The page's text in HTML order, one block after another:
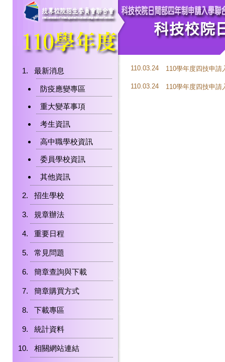
最新消息
防疫應變專區
重大變革事項
考生資訊
高中職學校資訊
委員學校資訊
其他資訊
招生學校
規章辦法
重要日程
常見問題
簡章查詢與下載
簡章購買方式
下載專區
統計資料
相關網站連結
110.03.24 110學年度四技申
110.03.24 110學年度四技申